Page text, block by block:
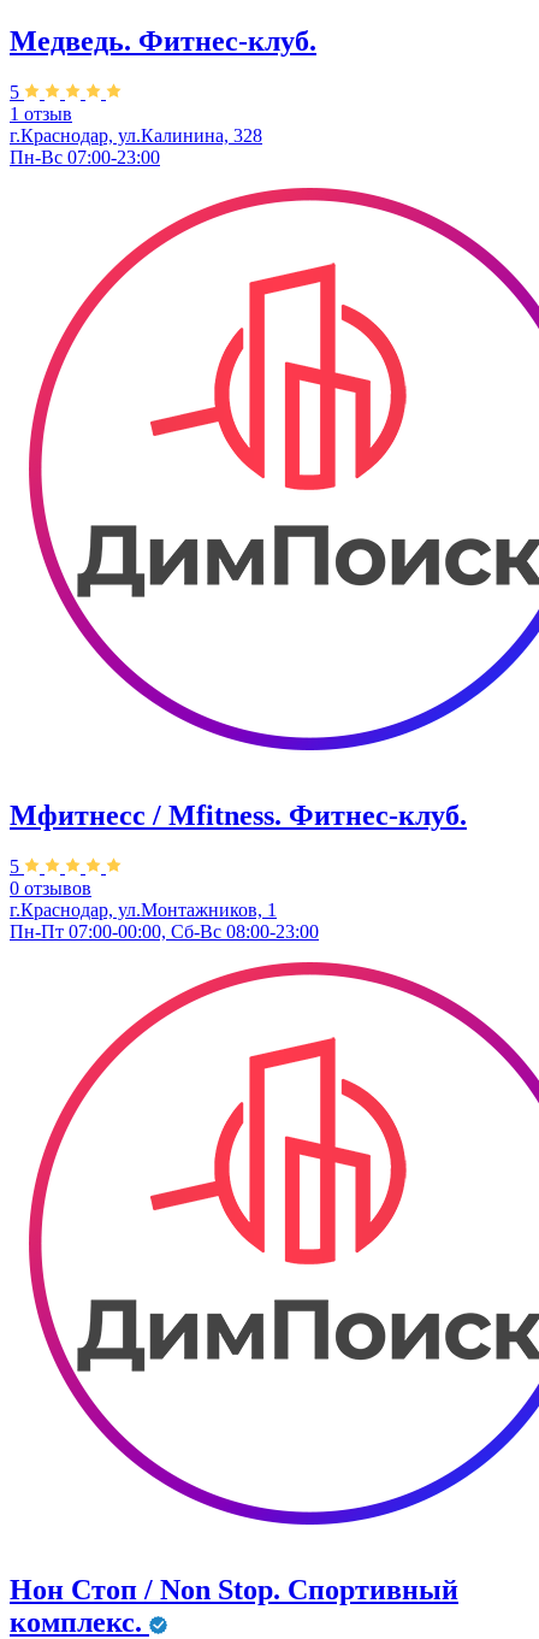
Медведь. Фитнес-клуб.
5
1 отзыв
г.Краснодар, ул.Калинина, 328
Пн-Вс 07:00-23:00
Мфитнесс / Mfitness. Фитнес-клуб.
5
0 отзывов
г.Краснодар, ул.Монтажников, 1
Пн-Пт 07:00-00:00, Сб-Вс 08:00-23:00
Нон Стоп / Non Stop. Спортивный
комплекс.